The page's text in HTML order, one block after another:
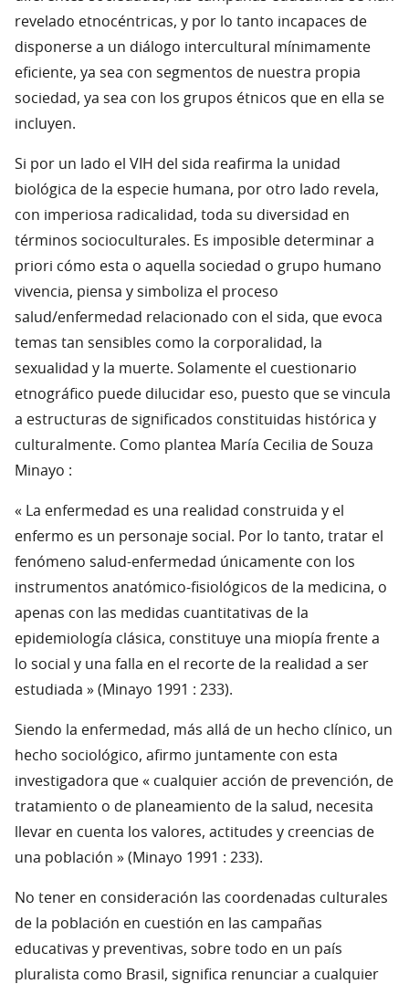
revelado etnocéntricas, y por lo tanto incapaces de
disponerse a un diálogo intercultural mínimamente
eficiente, ya sea con segmentos de nuestra propia
sociedad, ya sea con los grupos étnicos que en ella se
incluyen.
Si por un lado el VIH del sida reafirma la unidad
biológica de la especie humana, por otro lado revela,
con imperiosa radicalidad, toda su diversidad en
términos socioculturales. Es imposible determinar a
priori cómo esta o aquella sociedad o grupo humano
vivencia, piensa y simboliza el proceso
salud/enfermedad relacionado con el sida, que evoca
temas tan sensibles como la corporalidad, la
sexualidad y la muerte. Solamente el cuestionario
etnográfico puede dilucidar eso, puesto que se vincula
a estructuras de significados constituidas histórica y
culturalmente. Como plantea María Cecilia de Souza
Minayo :
« La enfermedad es una realidad construida y el
enfermo es un personaje social. Por lo tanto, tratar el
fenómeno salud-enfermedad únicamente con los
instrumentos anatómico-fisiológicos de la medicina, o
apenas con las medidas cuantitativas de la
epidemiología clásica, constituye una miopía frente a
lo social y una falla en el recorte de la realidad a ser
estudiada » (Minayo 1991 : 233).
Siendo la enfermedad, más allá de un hecho clínico, un
hecho sociológico, afirmo juntamente con esta
investigadora que « cualquier acción de prevención, de
tratamiento o de planeamiento de la salud, necesita
llevar en cuenta los valores, actitudes y creencias de
una población » (Minayo 1991 : 233).
No tener en consideración las coordenadas culturales
de la población en cuestión en las campañas
educativas y preventivas, sobre todo en un país
pluralista como Brasil, significa renunciar a cualquier